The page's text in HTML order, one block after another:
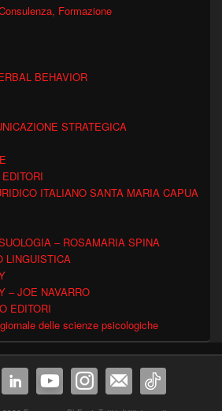
Formazione
BEHAVIOR
STRATEGICA
ITALIANO SANTA MARIA CAPUA
– ROSAMARIA SPINA
LINGUISTICA
– JOE NAVARRO
EDITORI
delle scienze psicologiche